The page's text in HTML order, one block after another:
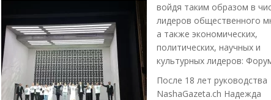
войдя таким образом в
лидеров общественного
а также экономических,
политических, научных и
культурных лидеров:
После 18 лет руководства
NashaGazeta.ch Надежда